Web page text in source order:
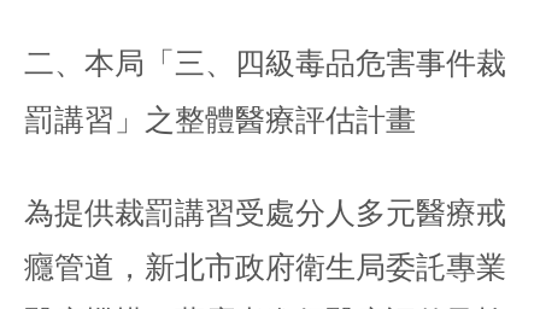
二、本局「三、四級毒品危害事件裁
罰講習 」 之整體醫療評估計畫
為提供裁罰講習受處分人多元醫療戒
癮管道，新北市政府衛生局委託專業